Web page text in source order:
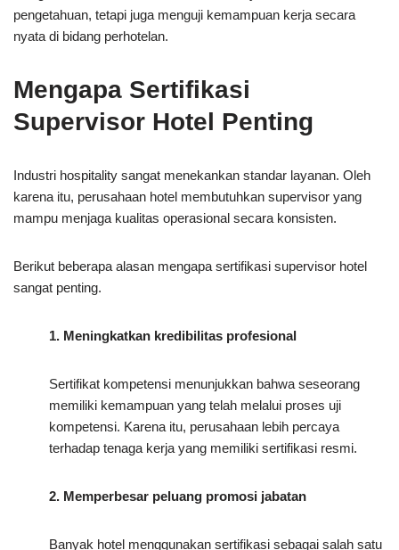
pengetahuan, tetapi juga menguji kemampuan kerja secara
nyata di bidang perhotelan.
Mengapa Sertifikasi
Supervisor Hotel Penting
Industri hospitality sangat menekankan standar layanan. Oleh
karena itu, perusahaan hotel membutuhkan supervisor yang
mampu menjaga kualitas operasional secara konsisten.
Berikut beberapa alasan mengapa sertifikasi supervisor hotel
sangat penting.
1. Meningkatkan kredibilitas profesional
Sertifikat kompetensi menunjukkan bahwa seseorang
memiliki kemampuan yang telah melalui proses uji
kompetensi. Karena itu, perusahaan lebih percaya
terhadap tenaga kerja yang memiliki sertifikasi resmi.
2. Memperbesar peluang promosi jabatan
Banyak hotel menggunakan sertifikasi sebagai salah satu